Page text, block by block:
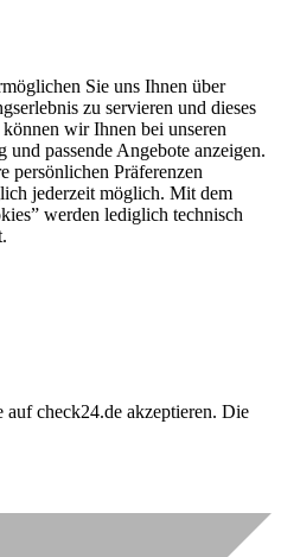
Sie uns Ihnen über
zu servieren und dieses
wir Ihnen bei unseren
und passende Angebote anzeigen.
persönlichen Präferenzen
jederzeit möglich. Mit dem
werden lediglich technisch
check24.de akzeptieren. Die